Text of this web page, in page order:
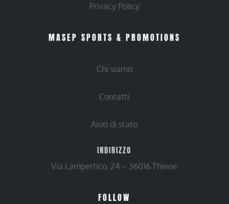
Privacy Policy
MASEP SPORTS & PROMOTIONS
Chi siamo
Contatti
Aiuti di stato
INDIRIZZO
Via Lampertico, 24 – 36016 Thiene
FOLLOW